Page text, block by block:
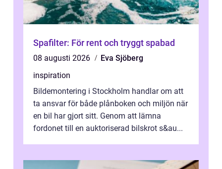
Spafilter: För rent och tryggt spabad
08 augusti 2026
Eva Sjöberg
inspiration
Bildemontering i Stockholm handlar om att
ta ansvar för både plånboken och miljön när
en bil har gjort sitt. Genom att lämna
fordonet till en auktoriserad bilskrot s&au...